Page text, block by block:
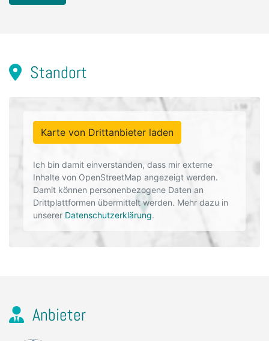
Standort
Karte von Drittanbieter laden
Ich bin damit einverstanden, dass mir externe
Inhalte von OpenStreetMap angezeigt werden.
Damit können personenbezogene Daten an
Drittplattformen übermittelt werden. Mehr dazu in
unserer Datenschutzerklärung.
Anbieter